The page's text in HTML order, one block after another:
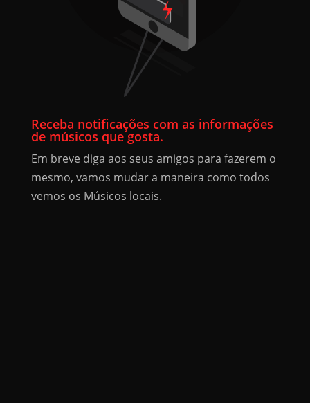
Receba notificações com as informações
de músicos que gosta.
Em breve diga aos seus amigos para fazerem o
mesmo, vamos mudar a maneira como todos
vemos os Músicos locais.